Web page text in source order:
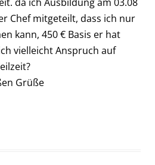
Chef mitgeteilt, dass ich nur
kann, 450 € Basis er hat
vielleicht Anspruch auf
Grüße